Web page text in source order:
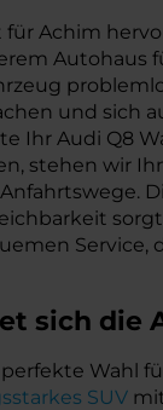
für Achim
Autohaus
und sich
Ihr Audi Q8
stehen wir
Service,
sich die
Wahl
SUV